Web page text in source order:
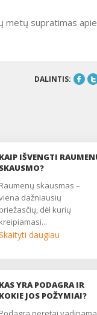
metų supratimas apie
DALINTIS:
KAIP IŠVENGTI
SKAUSMO?
raumenų skausmas –
dažniausių
priežasčių, dėl kurių
kreipiamasi...
daugiau
KAS YRA PODAGRA IR
KOKIE JOS POŽYMIAI?